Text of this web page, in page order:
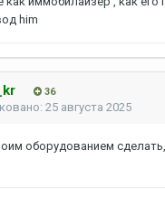
him
36
25 августа 2025
оборудованием